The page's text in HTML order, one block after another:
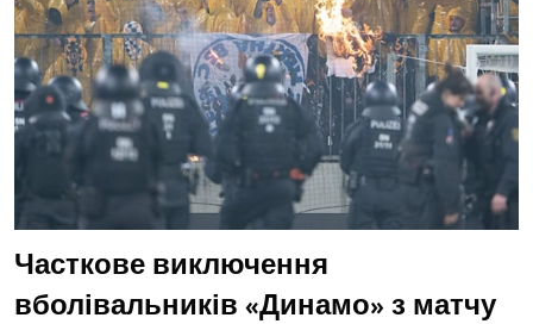
Часткове виключення
вболівальників «Динамо» з матчу